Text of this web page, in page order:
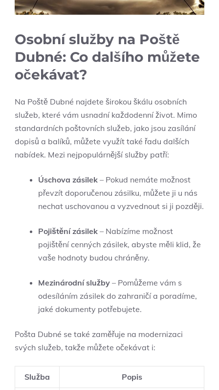
Osobní služby na Poště
Dubné: Co dalšího můžete
očekávat?
Na Poště Dubné najdete širokou škálu osobních
služeb, které vám usnadní každodenní život. Mimo
standardních poštovních služeb, jako jsou zasílání
dopisů a balíků, můžete využít také řadu dalších
nabídek. Mezi nejpopulárnější služby patří:
Úschova zásilek – Pokud nemáte možnost
převzít doporučenou zásilku, můžete ji u nás
nechat uschovanou a vyzvednout si ji později.
Pojištění zásilek – Nabízíme možnost
pojištění cenných zásilek, abyste měli klid, že
vaše hodnoty budou chráněny.
Mezinárodní služby – Pomůžeme vám s
odesíláním zásilek do zahraničí a poradíme,
jaké dokumenty potřebujete.
Pošta Dubné se také zaměřuje na modernizaci
svých služeb, takže můžete očekávat i:
Služba Popis